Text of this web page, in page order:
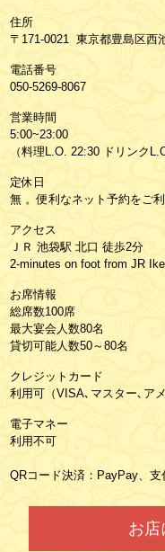
住所
〒171-0021 東京都豊島区西
電話番号
050-5269-8067
営業時間
5:00~23:00
（料理L.O. 22:30 ドリンク
定休日
無 。便利なネット予約をご利
アクセス
ＪＲ 池袋駅 北口 徒歩2分
2-minutes on foot from JR
お席情報
総席数100席
最大宴会人数80名
貸切可能人数50～80名
クレジットカード
利用可（VISA､マスター､ア
電子マネー
利用不可
QRコード決済：PayPay、支
お店